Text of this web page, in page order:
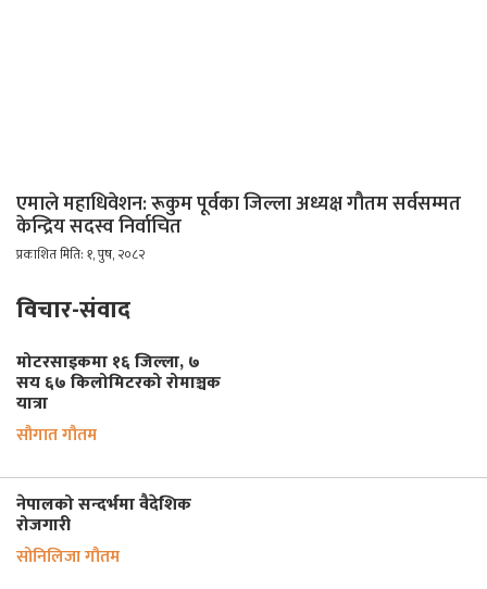
एमाले महाधिवेशन: रूकुम पूर्वका जिल्ला अध्यक्ष गौतम सर्वसम्मत
केन्द्रिय सदस्व निर्वाचित
प्रकाशित मिति: १, पुष, २०८२
विचार-संवाद
मोटरसाइकमा १६ जिल्ला, ७
सय ६७ किलोमिटरको रोमाञ्चक
यात्रा
सौगात गौतम
नेपालको सन्दर्भमा वैदेशिक
रोजगारी
सोनिलिजा गौतम